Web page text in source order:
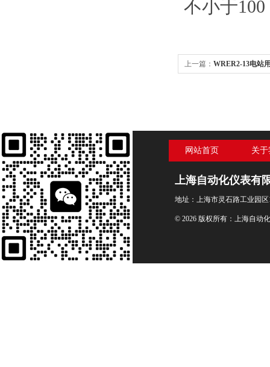
不小于
上一篇： WRER2-13电站
网站首页 关
上海自动化仪表有
地址：上海市灵石路工业园区
© 2026 版权所有：上海自动